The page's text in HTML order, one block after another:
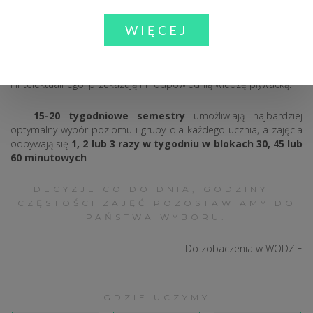
Chcemy, aby uczniowie naszej szkoły osiągali optymalne wyniki
i intelektualnego, przekazują im odpowiednią wiedzę pływacką.
15-20 tygodniowe semestry umożliwiają najbardziej
optymalny wybór poziomu i grupy dla każdego ucznia, a zajęcia
odbywają się 1, 2 lub 3 razy w tygodniu w blokach 30, 45 lub
60 minutowych
DECYZJE CO DO DNIA, GODZINY I
CZĘSTOŚCI ZAJĘĆ POZOSTAWIAMY DO
PAŃSTWA WYBORU.
Do zobaczenia w WODZIE
GDZIE UCZYMY
WIĘCEJ